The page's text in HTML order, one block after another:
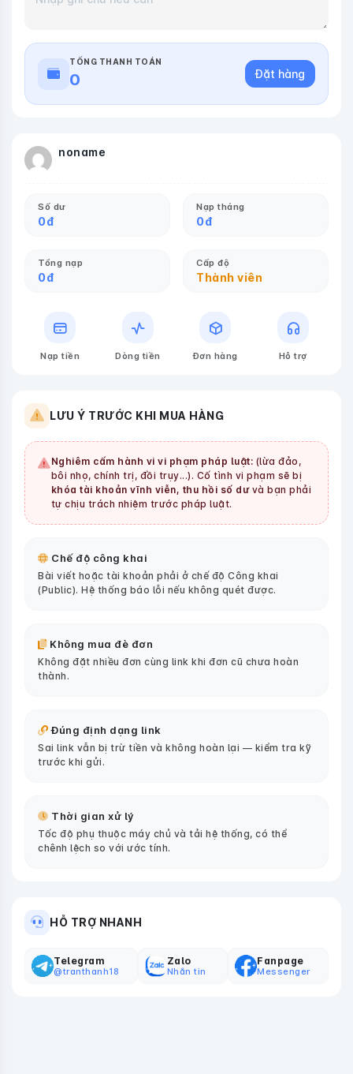
TỔNG THANH TOÁN
0 Đặt hàng
noname
Số dư
0đ
Nạp tháng
0đ
Tổng nạp
0đ
Cấp độ
Thành viên
Nạp tiền Dòng tiền Đơn hàng Hỗ trợ
LƯU Ý TRƯỚC KHI MUA HÀNG
Nghiêm cấm hành vi vi phạm pháp luật: (lừa đảo,
bôi nhọ, chính trị, đồi trụy...). Cố tình vi phạm sẽ bị
khóa tài khoản vĩnh viễn, thu hồi số dưvà bạn phải
tự chịu trách nhiệm trước pháp luật.
Chế độ công khai
Bài viết hoặc tài khoản phải ở chế độ Công khai
(Public). Hệ thống báo lỗi nếu không quét được.
Không mua đè đơn
Không đặt nhiều đơn cùng link khi đơn cũ chưa hoàn
thành.
Đúng định dạng link
Sai link vẫn bị trừ tiền và không hoàn lại — kiểm tra kỹ
trước khi gửi.
Thời gian xử lý
Tốc độ phụ thuộc máy chủ và tải hệ thống, có thể
chênh lệch so với ước tính.
HỖ TRỢ NHANH
Telegram
@tranthanh18
Zalo
Nhắn tin
Fanpage
Messenger